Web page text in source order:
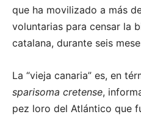
que ha movilizado a más
voluntarias para censar la
catalana, durante seis
La “vieja canaria” es, en
sparisoma cretense,
pez loro del Atlántico que